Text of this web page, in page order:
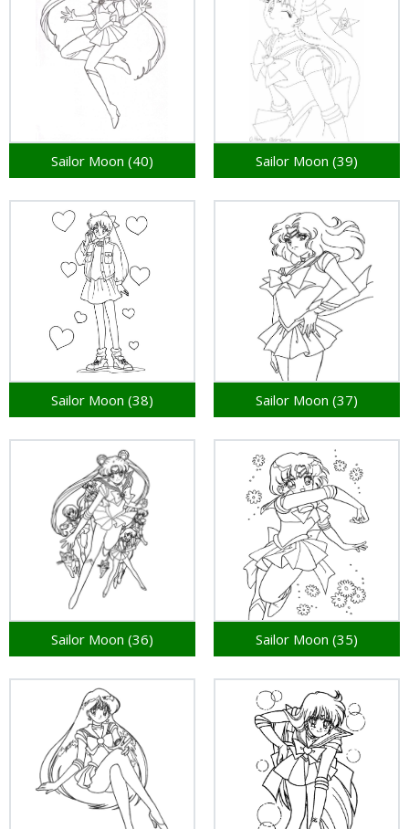
Sailor Moon (40) Sailor Moon (39)
Sailor Moon (38) Sailor Moon (37)
Sailor Moon (36) Sailor Moon (35)